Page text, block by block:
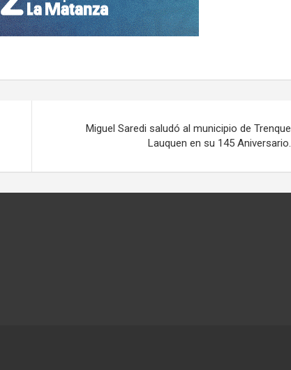
Miguel Saredi saludó al municipio de Trenque
Lauquen en su 145 Aniversario.